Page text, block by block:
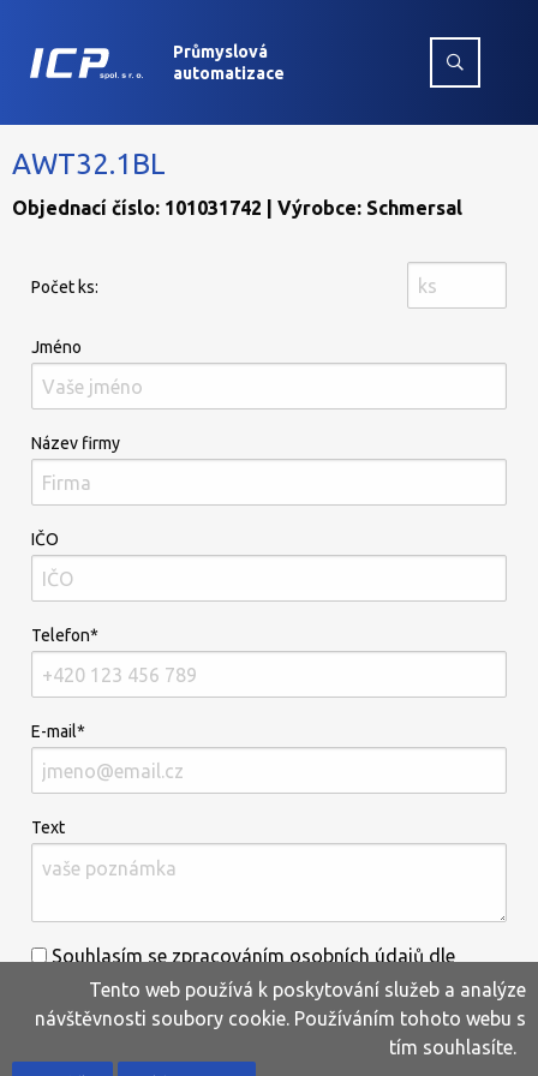
Průmyslová
automatizace
AWT32.1BL
Objednací číslo: 101031742 | Výrobce: Schmersal
Počet ks:
Jméno
Název firmy
IČO
Telefon*
E-mail*
Text
Souhlasím se zpracováním osobních údajů dle
informací uvedenýchzde.*
Tento web používá k poskytování služeb a analýze
návštěvnosti soubory cookie. Používáním tohoto webu s
tím souhlasíte.